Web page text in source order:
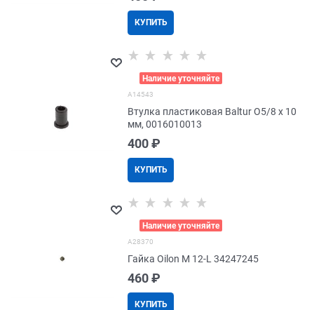
КУПИТЬ
Наличие уточняйте
A14543
Втулка пластиковая Baltur O5/8 x 10
мм, 0016010013
400 ₽
КУПИТЬ
Наличие уточняйте
A28370
Гайка Oilon M 12-L 34247245
460 ₽
КУПИТЬ